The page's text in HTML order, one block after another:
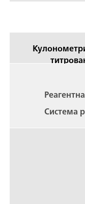
Система